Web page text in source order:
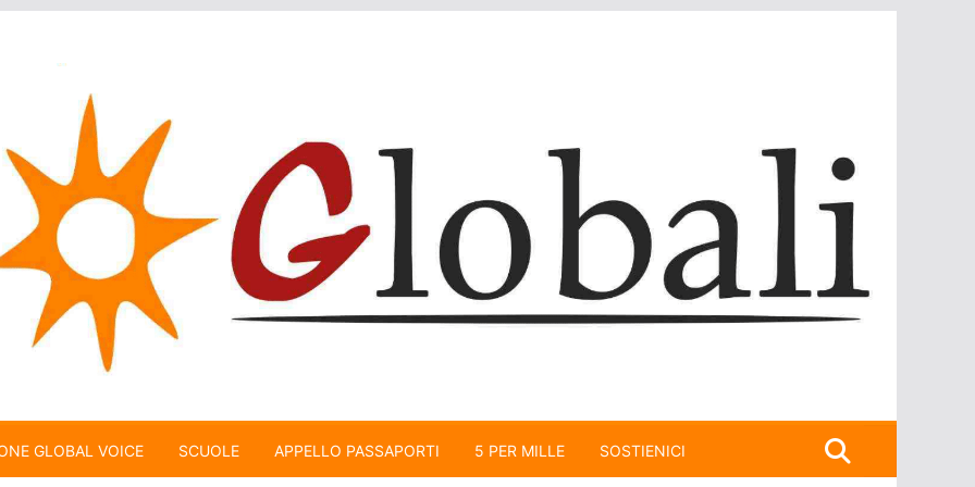
GLOBAL VOICE SCUOLE APPELLO PASSAPORTI 5 PER MILLE SOSTIENICI